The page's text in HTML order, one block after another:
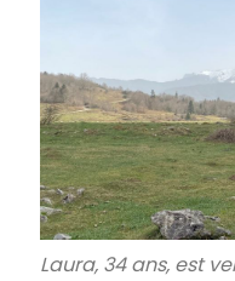
Laura, 34 ans, est